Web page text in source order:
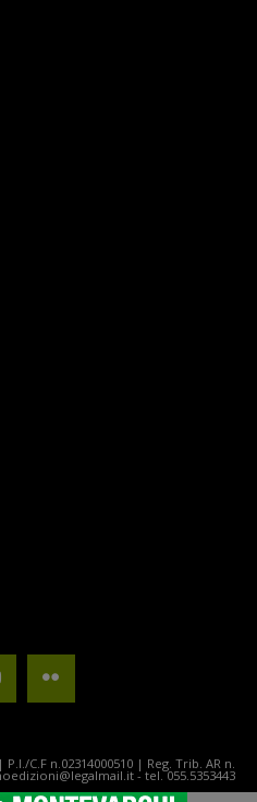
C.F n.02314000510 | Reg. Trib. AR n.
- tel. 055.5353443